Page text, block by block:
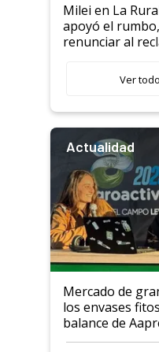
Milei en La
apoyó el
renunciar al
Ver
Actualidad
Mercado de
los envases
balance de